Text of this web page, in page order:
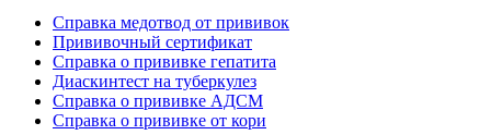
Справка медотвод от прививок
Прививочный сертификат
Cправка о прививке гепатита
Диаскинтест на туберкулез
Справка о прививке АДСМ
Справка о прививке от кори